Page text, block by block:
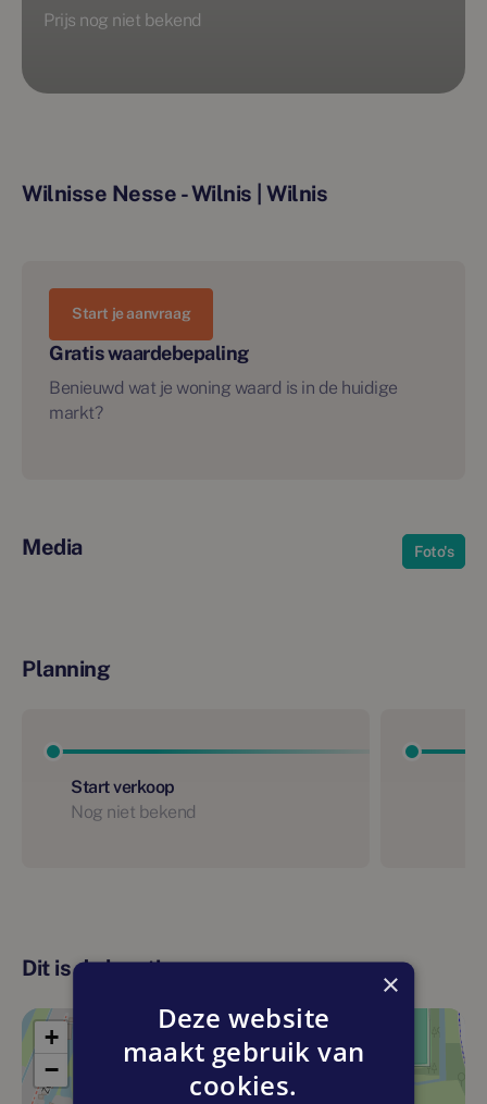
Prijs nog niet bekend
Wilnisse Nesse - Wilnis | Wilnis
Gratis waardebepaling
Benieuwd wat je woning waard is in de huidige
markt?
Start je aanvraag
Media Foto's
Planning
Start verkoop
Nog niet bekend
Dit is de locatie
+
−
×
Deze website
maakt gebruik van
cookies.